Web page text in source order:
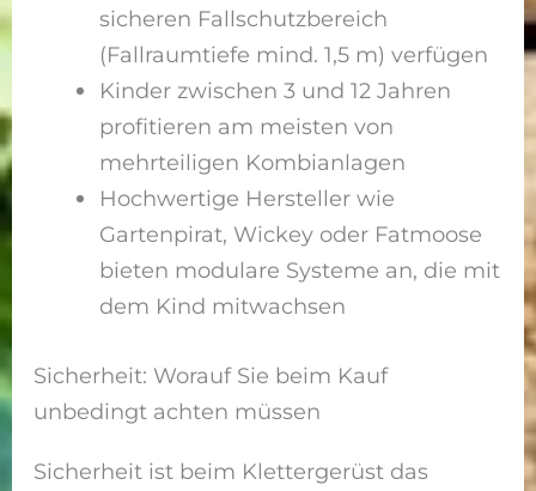
sicheren Fallschutzbereich
(Fallraumtiefe mind. 1,5 m) verfügen
Kinder zwischen 3 und 12 Jahren
profitieren am meisten von
mehrteiligen Kombianlagen
Hochwertige Hersteller wie
Gartenpirat, Wickey oder Fatmoose
bieten modulare Systeme an, die mit
dem Kind mitwachsen
Sicherheit: Worauf Sie beim Kauf
unbedingt achten müssen
Sicherheit ist beim Klettergerüst das